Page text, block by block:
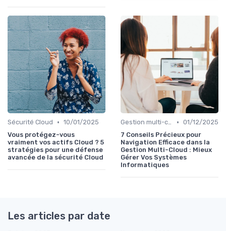
Sécurité Cloud • 10/01/2025
Vous protégez-vous
vraiment vos actifs Cloud ? 5
stratégies pour une défense
avancée de la sécurité Cloud
Gestion multi-cloud • 01/12/2025
7 Conseils Précieux pour
Navigation Efficace dans la
Gestion Multi-Cloud : Mieux
Gérer Vos Systèmes
Informatiques
Les articles par date